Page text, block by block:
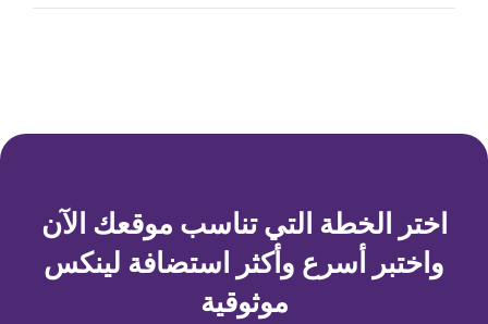
اختر الخطة التي تناسب موقعك الآن
واختبر أسرع وأكثر استضافة لينكس
موثوقية